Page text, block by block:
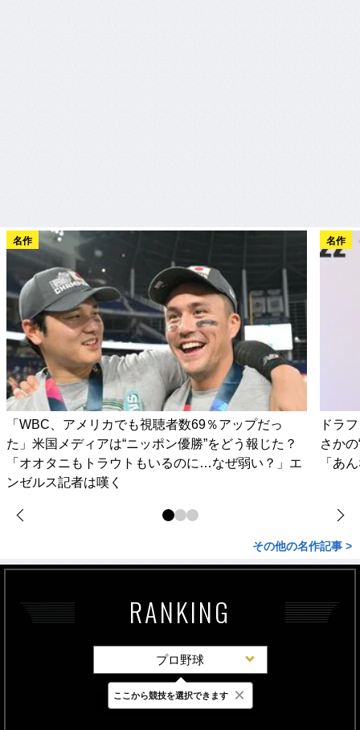
名作
「WBC、アメリカでも視聴者数69％アップだっ
た」米国メディアは“ニッポン優勝”をどう報じた？
「オオタニもトラウトもいるのに…なぜ弱い？」エ
ンゼルス記者は嘆く
名作
ドラ
さか
「あ
その他の名作記事 >
RANKING
プロ野球
最新 24時間 週間
ここから競技を選択できます ×